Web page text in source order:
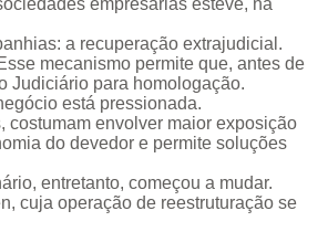
empresárias esteve, na
a recuperação extrajudicial.
mecanismo permite que, antes de
Judiciário para homologação.
está pressionada.
costumam envolver maior exposição
do devedor e permite soluções
entretanto, começou a mudar.
cuja operação de reestruturação se